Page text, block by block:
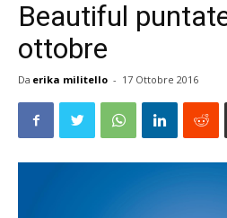
Beautiful
ottobre
Da erika militello - 17 Ottobre 2016